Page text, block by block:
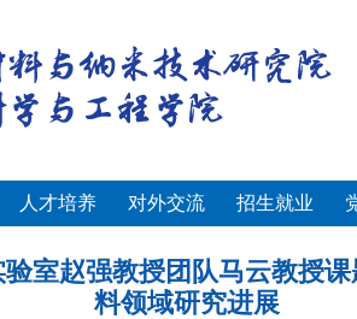
人才培养 对外交流 招生就业
验室赵强教授团队马云教授
料领域研究进展